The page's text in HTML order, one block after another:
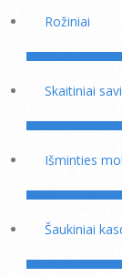
Rožiniai
Skaitiniai
Išminties
Šaukiniai